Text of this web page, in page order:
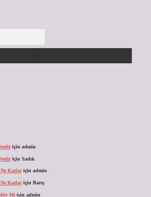
için admin
için Sadık
Kadariçin admin
Kadariçin Barış
Mi için admin